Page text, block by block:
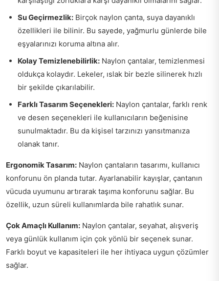
Su Geçirmezlik: Birçok naylon çanta, suya dayanıklı
özellikleri ile bilinir. Bu sayede, yağmurlu günlerde bile
eşyalarınızı koruma altına alır.
Kolay Temizlenebilirlik: Naylon çantalar, temizlenmesi
oldukça kolaydır. Lekeler, ıslak bir bezle silinerek hızlı
bir şekilde çıkarılabilir.
Farklı Tasarım Seçenekleri: Naylon çantalar, farklı renk
ve desen seçenekleri ile kullanıcıların beğenisine
sunulmaktadır. Bu da kişisel tarzınızı yansıtmanıza
olanak tanır.
Ergonomik Tasarım: Naylon çantaların tasarımı, kullanıcı
konforunu ön planda tutar. Ayarlanabilir kayışlar, çantanın
vücuda uyumunu artırarak taşıma konforunu sağlar. Bu
özellik, uzun süreli kullanımlarda bile rahatlık sunar.
Çok Amaçlı Kullanım: Naylon çantalar, seyahat, alışveriş
veya günlük kullanım için çok yönlü bir seçenek sunar.
Farklı boyut ve kapasiteleri ile her ihtiyaca uygun çözümler
sağlar.